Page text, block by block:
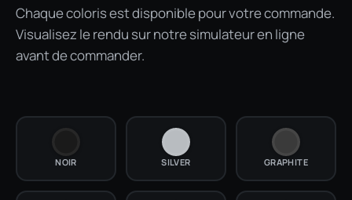
Chaque coloris est disponible pour votre commande.
Visualisez le rendu sur notre simulateur en ligne
avant de commander.
NOIR SILVER GRAPHITE